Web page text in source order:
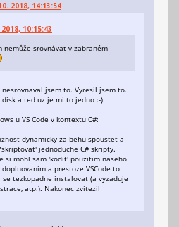
2018, 14:13:54
10:15:43
nemůže srovnávat v zabraném
jsem to. Vyresil jsem to.
a ted uz je mi to jedno :-).
u VS Code v kontextu C#:
dynamicky za behu spoustet a
jednoduche C# skripty.
si mohl sam 'kodit' pouzitim naseho
a prestoze VSCode to
tezkopadne instalovat (a vyzaduje
atp.). Nakonec zvitezil